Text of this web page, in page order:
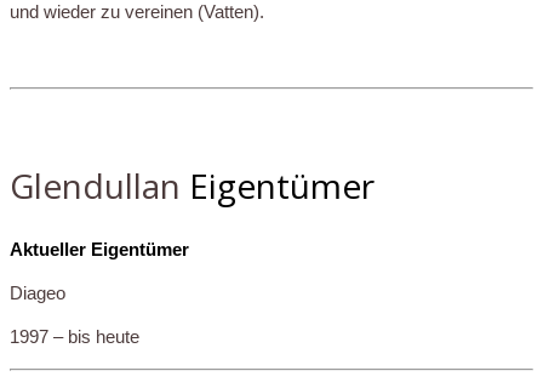
und wieder zu vereinen (Vatten).
Glendullan Eigentümer
Aktueller Eigentümer
Diageo
1997 – bis heute